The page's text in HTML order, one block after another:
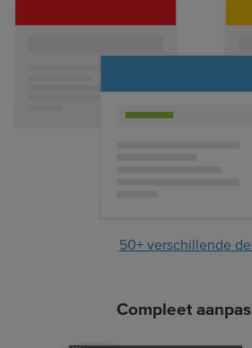
50+ verschillende
Compleet